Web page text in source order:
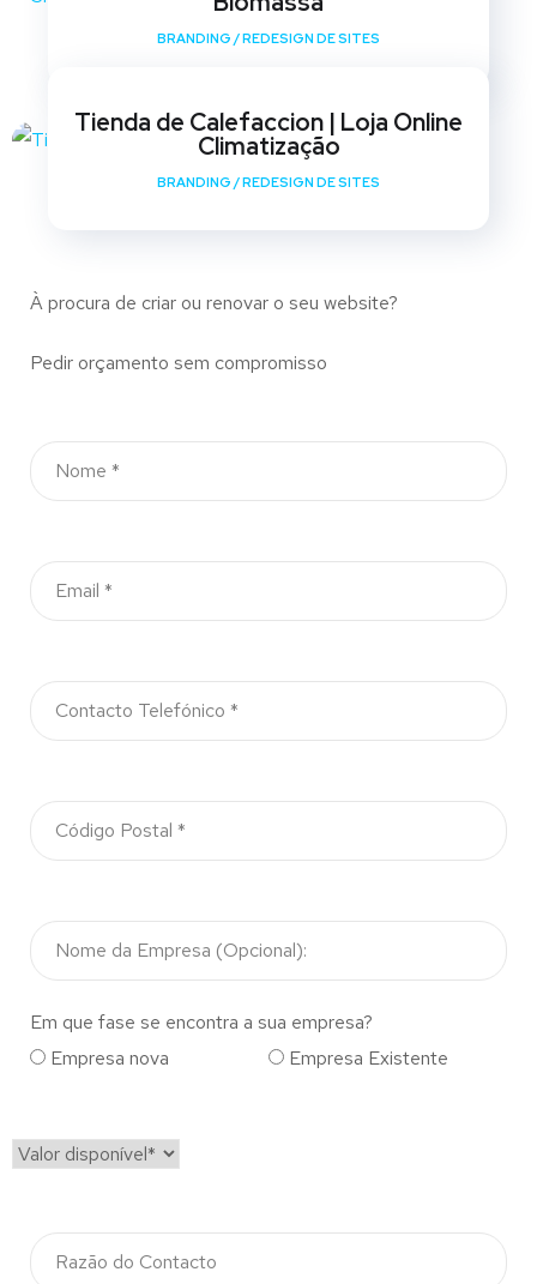
BRANDING /REDESIGN DE SITES
Tienda de Calefaccion | Loja Online
Climatização
BRANDING /REDESIGN DE SITES
À procura de criar ou renovar o seu website?
Pedir orçamento sem compromisso
Em que fase se encontra a sua empresa?
Empresa nova
Empresa Existente